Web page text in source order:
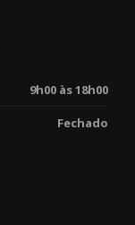
9h00 às 18h00
Fechado